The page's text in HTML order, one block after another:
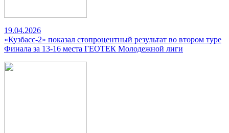
19.04.2026
«Кузбасс-2» показал стопроцентный результат во втором туре
Финала за 13-16 места ГЕОТЕК Молодежной лиги